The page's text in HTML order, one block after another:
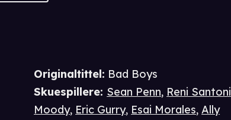
Originaltittel: Bad Boys
Skuespillere: Sean Penn, Reni Santoni
Moody, Eric Gurry, Esai Morales,Ally